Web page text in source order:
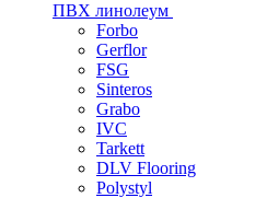
ПВХ линолеум
Forbo
Gerflor
FSG
Sinteros
Grabo
IVC
Tarkett
DLV Flooring
Polystyl